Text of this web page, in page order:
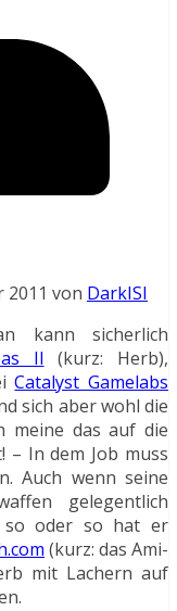
2011 von DarkISI
kann sicherlich
II (kurz: Herb),
Catalyst Gamelabs
sich aber wohl die
meine das auf die
– In dem Job muss
Auch wenn seine
gelegentlich
so oder so hat er
(kurz: das Ami-
mit Lachern auf